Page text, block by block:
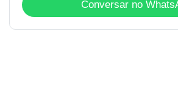
Conversar no